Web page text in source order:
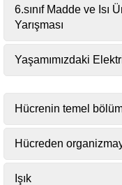
6.sınıf Madde ve Isı
Yarışması
Yaşamımızdaki
Hücrenin temel
Hücreden
Işık